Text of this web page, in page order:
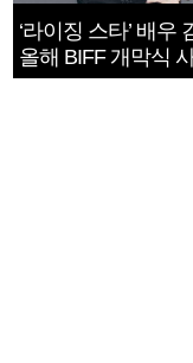
‘라이징 스타’ 배우
올해 BIFF 개막식
확정